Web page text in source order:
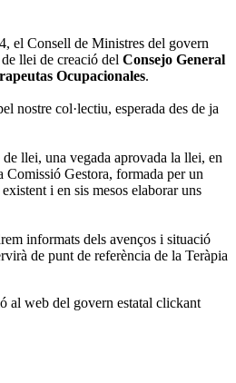
el Consell de Ministres del govern
llei de creació del Consejo General
Ocupacionales.
nostre col·lectiu, esperada des de ja
llei, una vegada aprovada la llei, en
Comissió Gestora, formada per un
i en sis mesos elaborar uns
informats dels avenços i situació
de punt de referència de la Teràpia
al web del govern estatal clickant